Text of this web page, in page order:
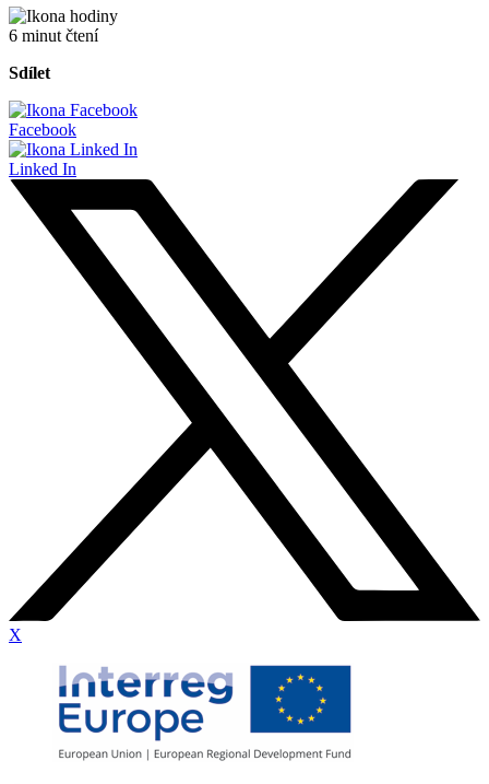
6 minut čtení
Sdílet
Facebook
Linked In
X